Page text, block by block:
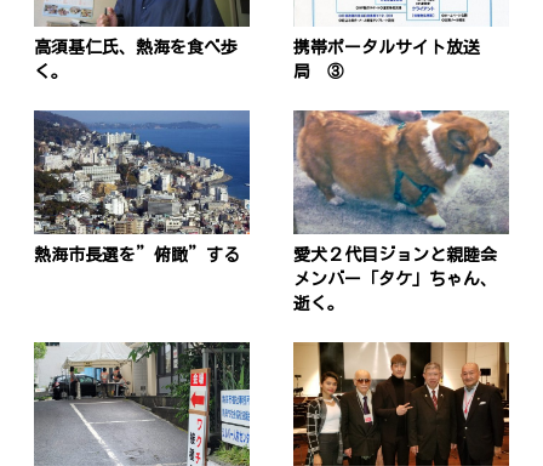
高須基仁氏、熱海を食べ歩
く。
携帯ポータルサイト放送
局 ③
熱海市長選を”俯瞰”する
愛犬２代目ジョンと親睦会
メンバー「タケ」ちゃん、
逝く。